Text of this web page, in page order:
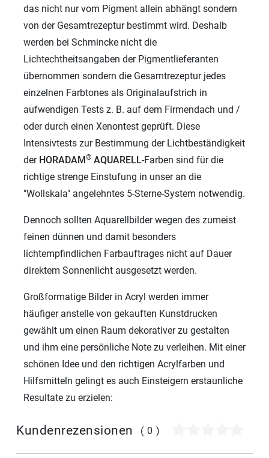
das nicht nur vom Pigment allein abhängt sondern
von der Gesamtrezeptur bestimmt wird. Deshalb
werden bei Schmincke nicht die
Lichtechtheitsangaben der Pigmentlieferanten
übernommen sondern die Gesamtrezeptur jedes
einzelnen Farbtones als Originalaufstrich in
aufwendigen Tests z. B. auf dem Firmendach und /
oder durch einen Xenontest geprüft. Diese
Intensivtests zur Bestimmung der Lichtbeständigkeit
der HORADAM® AQUARELL-Farben sind für die
richtige strenge Einstufung in unser an die
"Wollskala" angelehntes 5-Sterne-System notwendig.
Dennoch sollten Aquarellbilder wegen des zumeist
feinen dünnen und damit besonders
lichtempfindlichen Farbauftrages nicht auf Dauer
direktem Sonnenlicht ausgesetzt werden.
Großformatige Bilder in Acryl werden immer
häufiger anstelle von gekauften Kunstdrucken
gewählt um einen Raum dekorativer zu gestalten
und ihm eine persönliche Note zu verleihen. Mit einer
schönen Idee und den richtigen Acrylfarben und
Hilfsmitteln gelingt es auch Einsteigern erstaunliche
Resultate zu erzielen:
Kundenrezensionen (0)